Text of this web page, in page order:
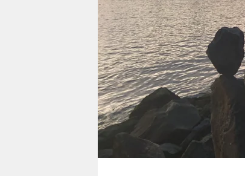
verlag
verlag
veranstaltungen
shop
fragen & hilfe
unterstützen
abo